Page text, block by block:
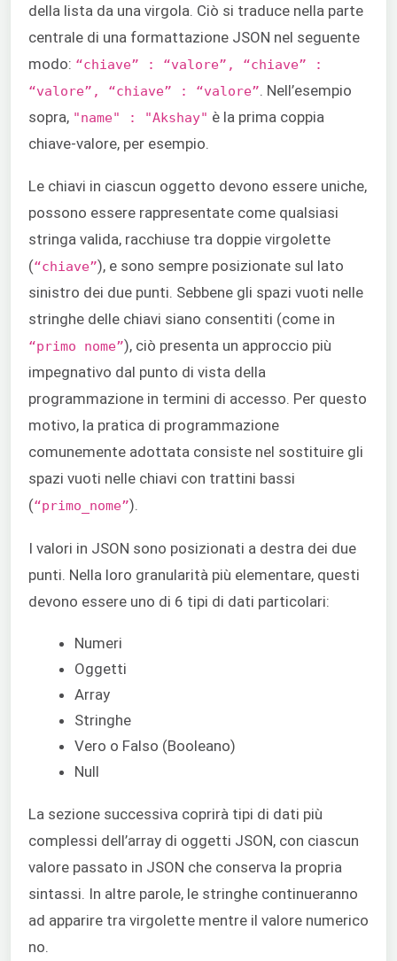
della lista da una virgola. Ciò si traduce nella parte
centrale di una formattazione JSON nel seguente
modo: “chiave” : “valore”, “chiave” :
“valore”, “chiave” : “valore” . Nell’esempio
sopra, "name" : "Akshay" è la prima coppia
chiave-valore, per esempio.
Le chiavi in ciascun oggetto devono essere uniche,
possono essere rappresentate come qualsiasi
stringa valida, racchiuse tra doppie virgolette
(“chiave”), e sono sempre posizionate sul lato
sinistro dei due punti. Sebbene gli spazi vuoti nelle
stringhe delle chiavi siano consentiti (come in
“primo nome”), ciò presenta un approccio più
impegnativo dal punto di vista della
programmazione in termini di accesso. Per questo
motivo, la pratica di programmazione
comunemente adottata consiste nel sostituire gli
spazi vuoti nelle chiavi con trattini bassi
(“primo_nome”).
I valori in JSON sono posizionati a destra dei due
punti. Nella loro granularità più elementare, questi
devono essere uno di 6 tipi di dati particolari:
Numeri
Oggetti
Array
Stringhe
Vero o Falso (Booleano)
Null
La sezione successiva coprirà tipi di dati più
complessi dell’array di oggetti JSON, con ciascun
valore passato in JSON che conserva la propria
sintassi. In altre parole, le stringhe continueranno
ad apparire tra virgolette mentre il valore numerico
no.